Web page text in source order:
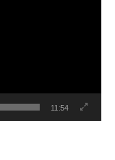
11:54